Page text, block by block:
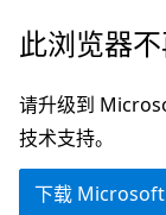
跳
主
要
内
此浏览器不
请升级到
技术支持。
下载